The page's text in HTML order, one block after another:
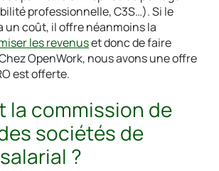
professionnelle, C3S…). Si le
un coût, il offre néanmoins la
les revenuset donc de faire
OpenWork, nous avons une offre
est offerte.
la commission de
sociétés de
?